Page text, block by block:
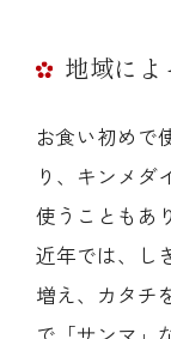
地域に
お食い初めで
り、キンメダ
使うこともあ
近年では、し
増え、カタチ